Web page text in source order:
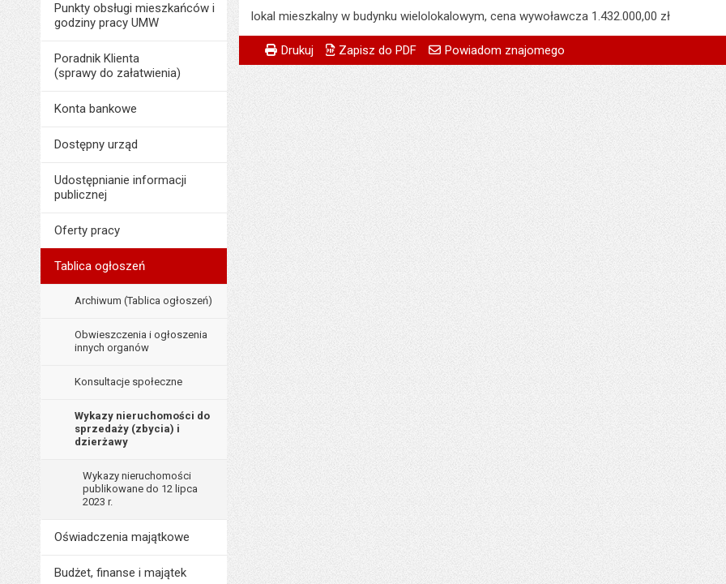
Punkty obsługi mieszkańców i
godziny pracy UMW
Poradnik Klienta
(sprawy do załatwienia)
Konta bankowe
Dostępny urząd
Udostępnianie informacji
publicznej
Oferty pracy
Tablica ogłoszeń
Archiwum (Tablica ogłoszeń)
Obwieszczenia i ogłoszenia
innych organów
Konsultacje społeczne
Wykazy nieruchomości do
sprzedaży (zbycia) i
dzierżawy
Wykazy nieruchomości
publikowane do 12 lipca
2023 r.
Oświadczenia majątkowe
Budżet, finanse i majątek
lokal mieszkalny w budynku wielolokalowym, cena wywoławcza 1.432.000,00 zł
Metryczka
Odpowiedzialny za treść:
Monika Drobyszewska
Powiadom znajomego Powiadom znajomego
Twoje imię i nazwiskoPole wymagane
Drukuj Zapisz do PDF Powiadom znajomego